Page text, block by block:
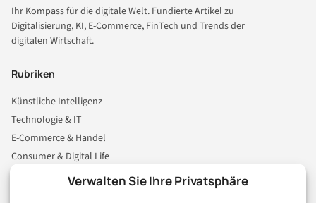
Verwalten Sie Ihre Privatsphäre
Ihr Kompass für die digitale Welt. Fundierte Artikel zu
Digitalisierung, KI, E-Commerce, FinTech und Trends der
digitalen Wirtschaft.
Rubriken
Künstliche Intelligenz
Technologie & IT
E-Commerce & Handel
Consumer & Digital Life